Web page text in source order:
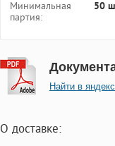
Минимальная
партия:
50
Найти в яндекс
О доставке: